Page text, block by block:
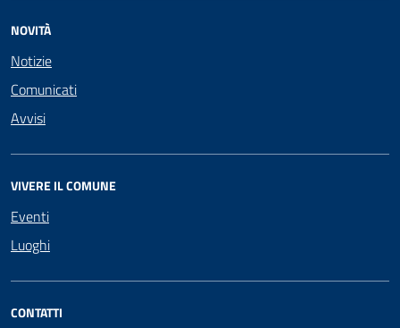
NOVITÀ
Notizie
Comunicati
Avvisi
VIVERE IL COMUNE
Eventi
Luoghi
CONTATTI